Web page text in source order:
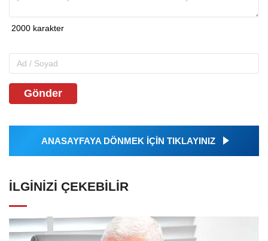
Gönder
ANASAYFAYA DÖNMEK İÇİN TIKLAYINIZ
İLGINIZI ÇEKEBILIR